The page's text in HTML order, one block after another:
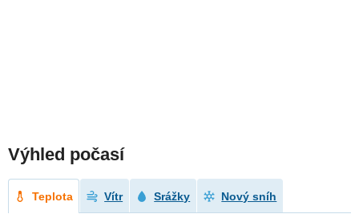
Výhled počasí
Teplota Vítr Srážky Nový sníh